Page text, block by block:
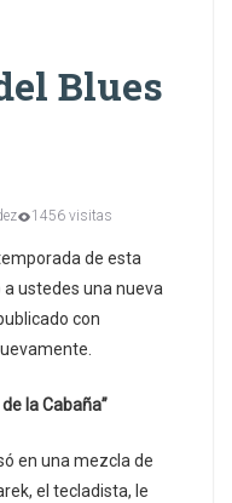
Blues
1456 visitas
de esta
ustedes una nueva
con
la Cabaña”
en una mezcla de
el tecladista, le